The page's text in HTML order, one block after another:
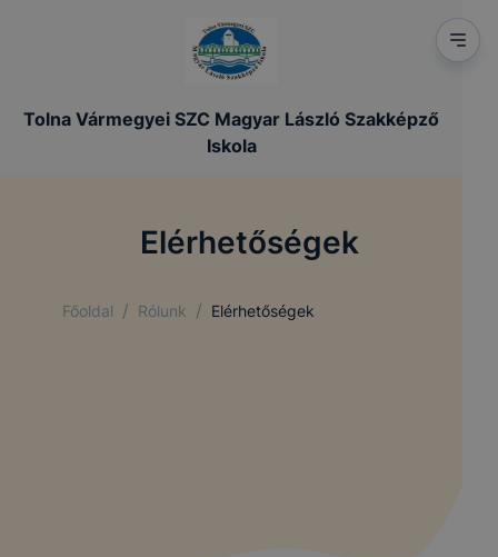
Tolna Vármegyei SZC Magyar László Szakképző
Iskola
Elérhetőségek
Főoldal / Rólunk / Elérhetőségek